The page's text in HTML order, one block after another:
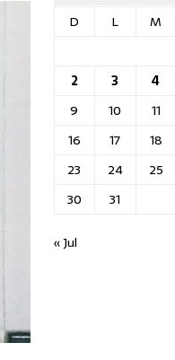
D
L M
2
3 4
9
10 11
16
17 18
23
24 25
30
31
« Jul